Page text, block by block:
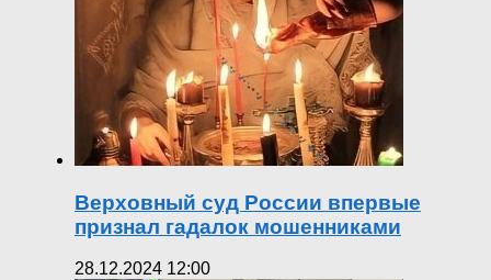
Верховный суд России впервые
признал гадалок мошенниками
28.12.2024 12:00